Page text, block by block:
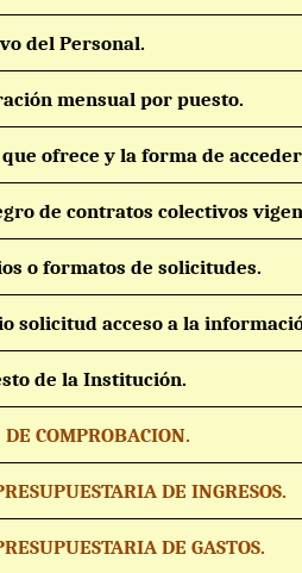
del Personal.
mensual por puesto.
ofrece y la forma de
de contratos colectivos
o formatos de solicitudes.
solicitud acceso a la
de la Institución.
DE INGRESOS.
DE GASTOS.